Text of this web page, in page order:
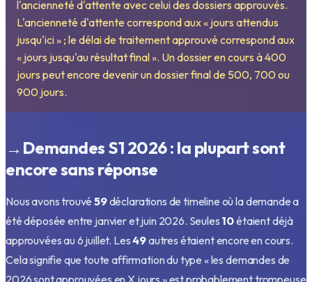
l'ancienneté d'attente avec celui des dossiers approuvés.
L'ancienneté d'attente correspond aux « jours attendus
jusqu'ici » ; le délai de traitement approuvé correspond aux
« jours jusqu'au résultat final ». Un dossier en cours à 400
jours peut encore devenir un dossier final de 500, 700 ou
900 jours.
→ Demandes S1 2026 : la plupart sont
encore sans réponse
Nous avons trouvé59déclarations de timeline où la demande a
été déposée entre janvier et juin 2026. Seules 10étaient déjà
approuvées au 6 juillet. Les49autres étaient encore en cours.
Cela signifie que toute affirmation du type « les demandes de